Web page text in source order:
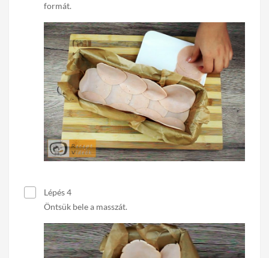
formát.
Lépés 4
Öntsük bele a masszát.